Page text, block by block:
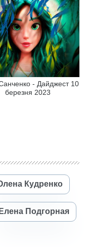
- Дайджест 10
березня 2023
Кудренко
Елена Подгорная